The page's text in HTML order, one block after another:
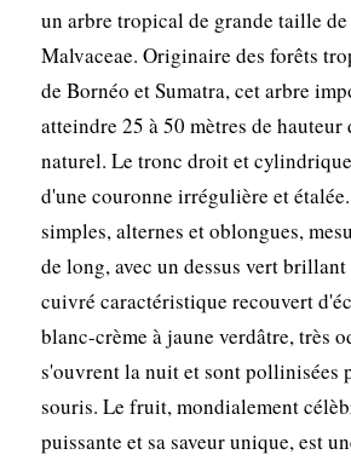
un arbre tropical de grande taille
Malvaceae. Originaire des forêts
de Bornéo et Sumatra, cet arbre
atteindre 25 à 50 mètres de hauteur
naturel. Le tronc droit et
d'une couronne irrégulière et
simples, alternes et oblongues,
de long, avec un dessus vert brillant
cuivré caractéristique recouvert
blanc-crème à jaune verdâtre, très
s'ouvrent la nuit et sont pollinisées
souris. Le fruit, mondialement
puissante et sa saveur unique, est